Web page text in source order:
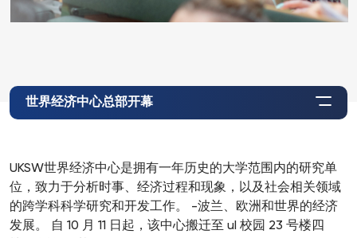
世界经济中心总部开幕
UKSW世界经济中心是拥有一年历史的大学范围内的研究单
位，致力于分析时事、经济过程和现象，以及社会相关领域
的跨学科科学研究和开发工作。 -波兰、欧洲和世界的经济
发展。 自 10 月 11 日起，该中心搬迁至 ul 校园 23 号楼四